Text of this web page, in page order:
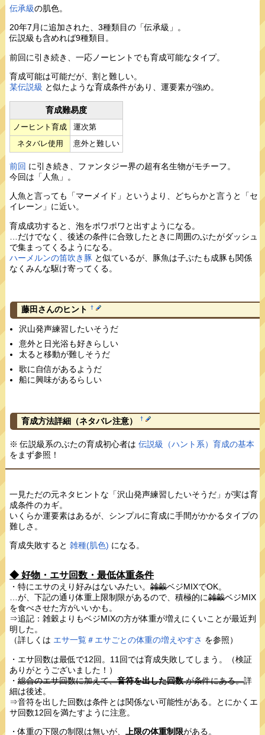
伝承級の肌色。
20年7月に追加された、3種類目の「伝承級」。
伝説級も含めれば9種類目。
前回に引き続き、一応ノーヒントでも育成可能なタイプ。
育成可能は可能だが、割と難しい。
某伝説級 と似たような育成条件があり、運要素が強め。
育成難易度
ノーヒント育成
運次第
ネタバレ使用
意外と難しい
前回 に引き続き、ファンタジー界の超有名生物がモチーフ。
今回は「人魚」。
人魚と言っても「マーメイド」というより、どちらかと言うと「セ
イレーン」に近い。
育成成功すると、泡をポワポワと出すようになる。
…だけでなく、後述の条件に合致したときに周囲のぶたがダッシュ
で集まってくるようになる。
ハーメルンの笛吹き豚 と似ているが、豚魚は子ぶたも成豚も関係
なくみんな駆け寄ってくる。
藤田さんのヒント †
沢山発声練習したいそうだ
意外と日光浴も好きらしい
太ると移動が難しそうだ
歌に自信があるようだ
船に興味があるらしい
育成方法詳細 （ネタバレ注意） †
※ 伝説級系のぶたの育成初心者は伝説級（ハント系）育成の基本
をまず参照！
一見ただの元ネタヒントな「沢山発声練習したいそうだ」が実は育
成条件のカギ。
いくらか運要素はあるが、シンプルに育成に手間がかかるタイプの
難しさ。
育成失敗すると雑種(肌色) になる。
◆ 好物・エサ回数・最低体重条件
・特にエサのえり好みはないみたい。雑穀ベジMIXでOK。
…が、下記の通り体重上限制限があるので、積極的に雑穀ベジMIX
を食べさせた方がいいかも。
⇒追記：雑穀よりもベジMIXの方が体重が増えにくいことが最近判
明した。
（詳しくは エサ一覧＃エサごとの体重の増えやすさ を参照）
・エサ回数は最低で12回。11回では育成失敗してしまう。（検証
ありがとうございました！）
・総合のエサ回数に加えて、音符を出した回数が条件にある。詳
細は後述。
⇒音符を出した回数は条件とは関係ない可能性がある。とにかくエ
サ回数12回を満たすように注意。
・体重の下限の制限は無いが、 上限の体重制限がある。